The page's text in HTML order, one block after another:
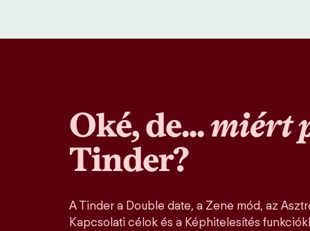
Oké, de...miért
Tinder?
A Tinder a Double date, a Zene mód, az
Kapcsolati célok és a Képhitelesítés